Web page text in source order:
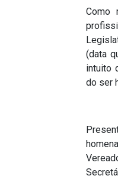
Como
(data
intuito
do ser